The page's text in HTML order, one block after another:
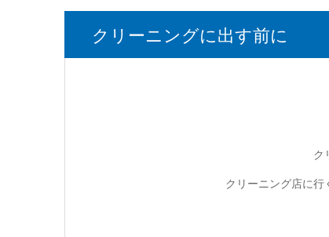
クリーニングに出す前に
ク
クリーニング店に行